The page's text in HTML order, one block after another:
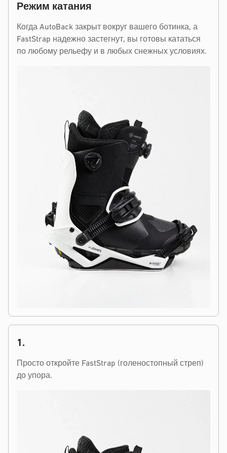
Режим катания
Когда AutoBack закрыт вокруг вашего ботинка, а
FastStrap надежно застегнут, вы готовы кататься
по любому рельефу и в любых снежных условиях.
1.
Просто откройте FastStrap (голеностопный стреп)
до упора.